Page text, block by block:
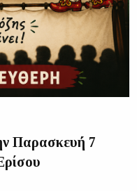
Παρασκευή 7